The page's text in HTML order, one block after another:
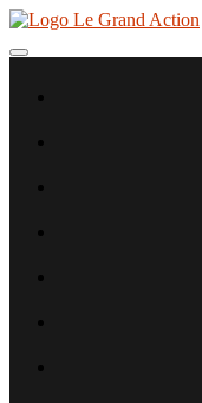
Aller
contenu
Toggle navigation